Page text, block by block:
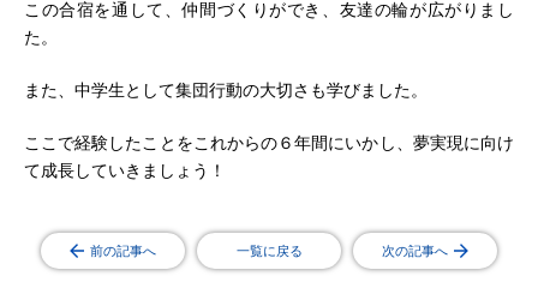
この合宿を通して、仲間づくりができ、友達の輪が広がりまし
た。
また、中学生として集団行動の大切さも学びました。
ここで経験したことをこれからの６年間にいかし、夢実現に向け
て成長していきましょう！
前の記事へ 一覧に戻る 次の記事へ